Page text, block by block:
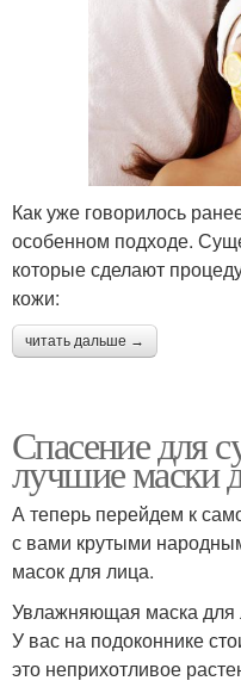
Как уже говорилось
особенном подходе.
которые сделают
кожи:
читать дальше →
Спасение для
лучшие маски
А теперь перейдем к
с вами крутыми
масок для лица.
Увлажняющая маска для
У вас на подоконнике
это неприхотливое